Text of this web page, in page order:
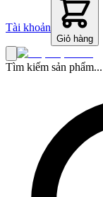
Tài khoản
Giỏ hàng
Tìm kiếm sản phẩm...